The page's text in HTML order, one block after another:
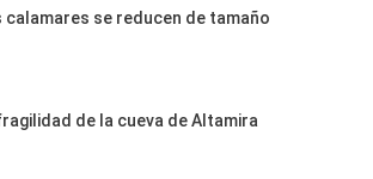
calamares se reducen de tamaño
de la cueva de Altamira